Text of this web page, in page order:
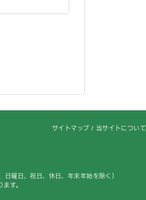
サイトマップ 当サイトについて
曜日、祝日、休日、年末年始を除く）
す。